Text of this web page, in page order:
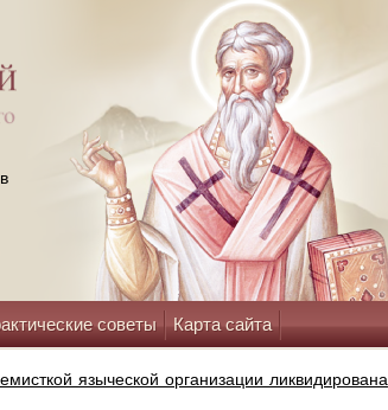
советы Карта сайта
языческой организации ликвидирована